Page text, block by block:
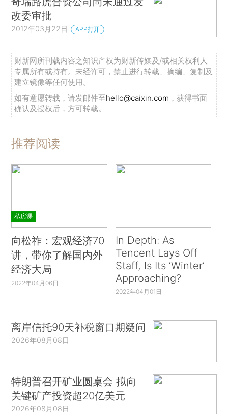
改委审批
2012年03月22日 APP打开
财新网所刊载内容之知识产权为财新传媒及/或相关权利人
专属所有或持有。未经许可，禁止进行转载、摘编、复制及
建立镜像等任何使用。
如有意愿转载，请发邮件至hello@caixin.com ，获得书面
确认及授权后，方可转载。
推荐阅读
私房课
向松祚：宏观经济70
讲，带你了解国内外
经济大局
2022年04月06日
In Depth: As
Tencent Lays Off
Staff, Is Its ‘Winter’
Approaching?
2022年04月01日
离岸信托90天补税窗口期疑问
2026年08月08日
特朗普召开矿业圆桌会 拟向
关键矿产投资超20亿美元
2026年08月08日